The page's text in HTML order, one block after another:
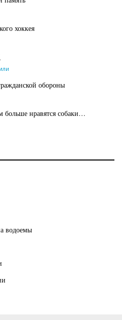
хоккея
обороны
нравятся собаки…
водоемы